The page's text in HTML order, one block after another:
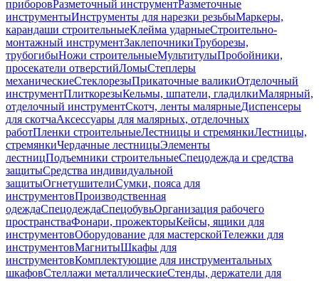
приборовРазметочный инструментРазметочные
инструментыИнструменты для нарезки резьбыМаркеры,
карандаши строительныеКлейма ударныеСтроительно-
монтажный инструментЗаклепочникиТруборезы,
трубогибыНожи строительныеМультитулыПробойники,
просекатели отверстийЛомыСтеплеры
механическиеСтеклорезыПрикаточные валикиОтделочный
инструментПлиткорезыКельмы, шпатели, гладилкиМалярный,
отделочный инструментСкотч, ленты малярныеДиспенсеры
для скотчаАксессуары для малярных, отделочных
работПленки строительныеЛестницы и стремянкиЛестницы,
стремянкиЧердачные лестницыЭлементы
лестницПодъемники строительныеСпецодежда и средства
защитыСредства индивидуальной
защитыОгнетушителиСумки, пояса для
инструментовПроизводственная
одеждаСпецодеждаСпецобувьОрганизация рабочего
пространстваФонари, прожекторыКейсы, ящики для
инструментовОборудование для мастерскойТележки для
инструментовМагнитыШкафы для
инструментовКомплектующие для инструментальных
шкафовСтеллажи металлическиеСтенды, держатели для